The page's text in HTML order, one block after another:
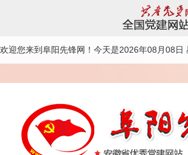
欢迎您来到阜阳先锋网！ 今天是2026年08月08日